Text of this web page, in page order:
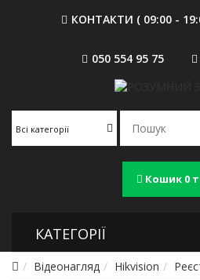
КОНТАКТИ ( 09:00 -
050 554 95 75
Всі категорії
Кошик0
КАТЕГОРІЇ
Відеонагляд Hikvision